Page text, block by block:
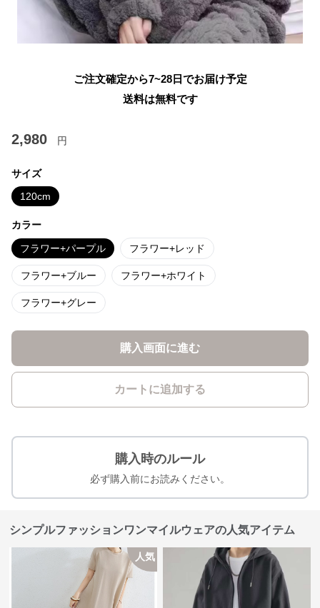
ご注文確定から7~28日でお届け予定
送料は無料です
2,980 円
サイズ
120cm
カラー
フラワー+パープル フラワー+レッド
フラワー+ブルー フラワー+ホワイト
フラワー+グレー
購入画面に進む
カートに追加する
購入時のルール
必ず購入前にお読みください。
シンプルファッションワンマイルウェアの人気アイテム
人気